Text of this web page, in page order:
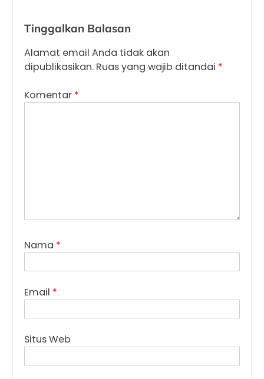
Tinggalkan Balasan
Alamat email Anda tidak akan
dipublikasikan. Ruas yang wajib ditandai *
Komentar *
Nama *
Email *
Situs Web